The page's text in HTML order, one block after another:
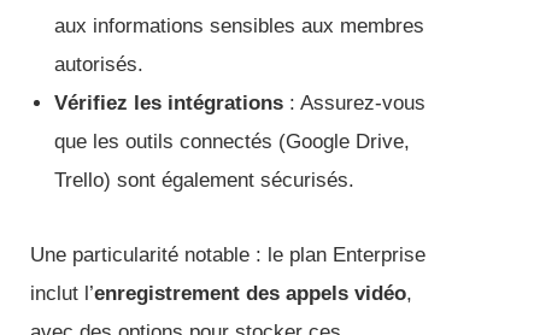
aux informations sensibles aux membres
autorisés.
Vérifiez les intégrations : Assurez-vous
que les outils connectés (Google Drive,
Trello) sont également sécurisés.
Une particularité notable : le plan Enterprise
inclut l’enregistrement des appels vidéo,